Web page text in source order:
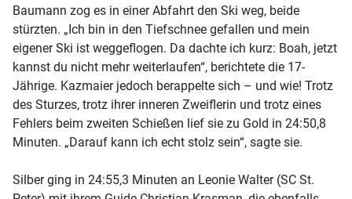
Baumann zog es in einer Abfahrt den Ski weg, beide
stürzten. „Ich bin in den Tiefschnee gefallen und mein
eigener Ski ist weggeflogen. Da dachte ich kurz: Boah, jetzt
kannst du nicht mehr weiterlaufen“, berichtete die 17-
Jährige. Kazmaier jedoch berappelte sich – und wie! Trotz
des Sturzes, trotz ihrer inneren Zweiflerin und trotz eines
Fehlers beim zweiten Schießen lief sie zu Gold in 24:50,8
Minuten. „Darauf kann ich echt stolz sein“, sagte sie.
Silber ging in 24:55,3 Minuten an Leonie Walter (SC St.